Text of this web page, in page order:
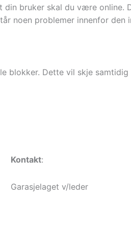
bruker skal du være online.
noen problemer innenfor den
blokker. Dette vil skje
Kontakt:
Garasjelaget v/leder